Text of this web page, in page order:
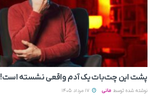
پشت این چت‌بات یک آدم واقعی نشسته است!
نوشته شده توسط مانی